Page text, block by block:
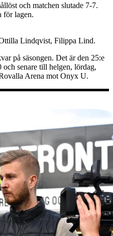
och matchen slutade 7-7.
för lagen.
Lindqvist, Filippa Lind.
på säsongen. Det är den 25:e
och senare till helgen, lördag,
Arena mot Onyx U.